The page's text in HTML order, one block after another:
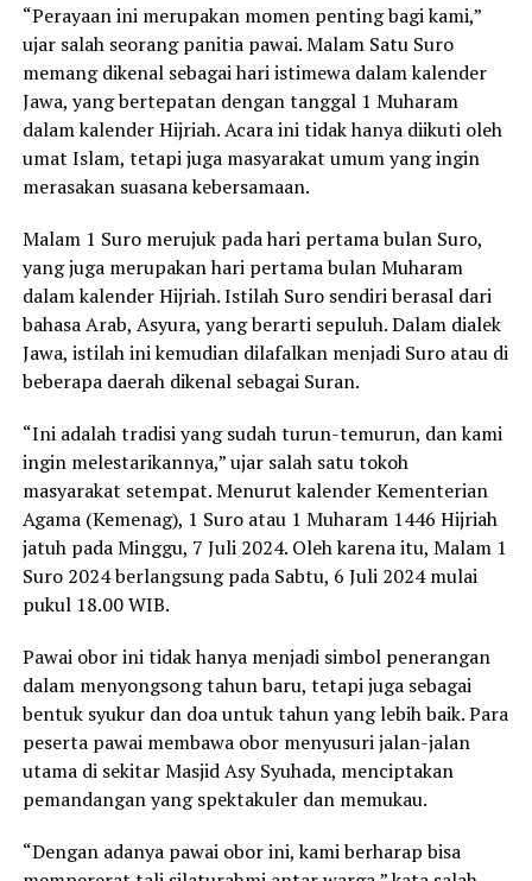
“Perayaan ini merupakan momen penting bagi kami,”
ujar salah seorang panitia pawai. Malam Satu Suro
memang dikenal sebagai hari istimewa dalam kalender
Jawa, yang bertepatan dengan tanggal 1 Muharam
dalam kalender Hijriah. Acara ini tidak hanya diikuti oleh
umat Islam, tetapi juga masyarakat umum yang ingin
merasakan suasana kebersamaan.
Malam 1 Suro merujuk pada hari pertama bulan Suro,
yang juga merupakan hari pertama bulan Muharam
dalam kalender Hijriah. Istilah Suro sendiri berasal dari
bahasa Arab, Asyura, yang berarti sepuluh. Dalam dialek
Jawa, istilah ini kemudian dilafalkan menjadi Suro atau di
beberapa daerah dikenal sebagai Suran.
“Ini adalah tradisi yang sudah turun-temurun, dan kami
ingin melestarikannya,” ujar salah satu tokoh
masyarakat setempat. Menurut kalender Kementerian
Agama (Kemenag), 1 Suro atau 1 Muharam 1446 Hijriah
jatuh pada Minggu, 7 Juli 2024. Oleh karena itu, Malam 1
Suro 2024 berlangsung pada Sabtu, 6 Juli 2024 mulai
pukul 18.00 WIB.
Pawai obor ini tidak hanya menjadi simbol penerangan
dalam menyongsong tahun baru, tetapi juga sebagai
bentuk syukur dan doa untuk tahun yang lebih baik. Para
peserta pawai membawa obor menyusuri jalan-jalan
utama di sekitar Masjid Asy Syuhada, menciptakan
pemandangan yang spektakuler dan memukau.
“Dengan adanya pawai obor ini, kami berharap bisa